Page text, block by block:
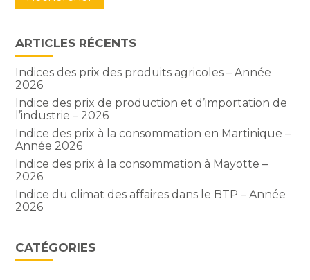
ARTICLES RÉCENTS
Indices des prix des produits agricoles – Année
2026
Indice des prix de production et d’importation de
l’industrie – 2026
Indice des prix à la consommation en Martinique –
Année 2026
Indice des prix à la consommation à Mayotte –
2026
Indice du climat des affaires dans le BTP – Année
2026
CATÉGORIES